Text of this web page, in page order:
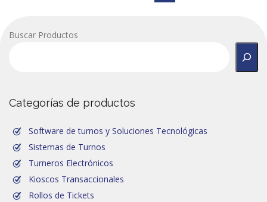
Buscar Productos
Categorías de productos
Software de turnos y Soluciones Tecnológicas
Sistemas de Turnos
Turneros Electrónicos
Kioscos Transaccionales
Rollos de Tickets